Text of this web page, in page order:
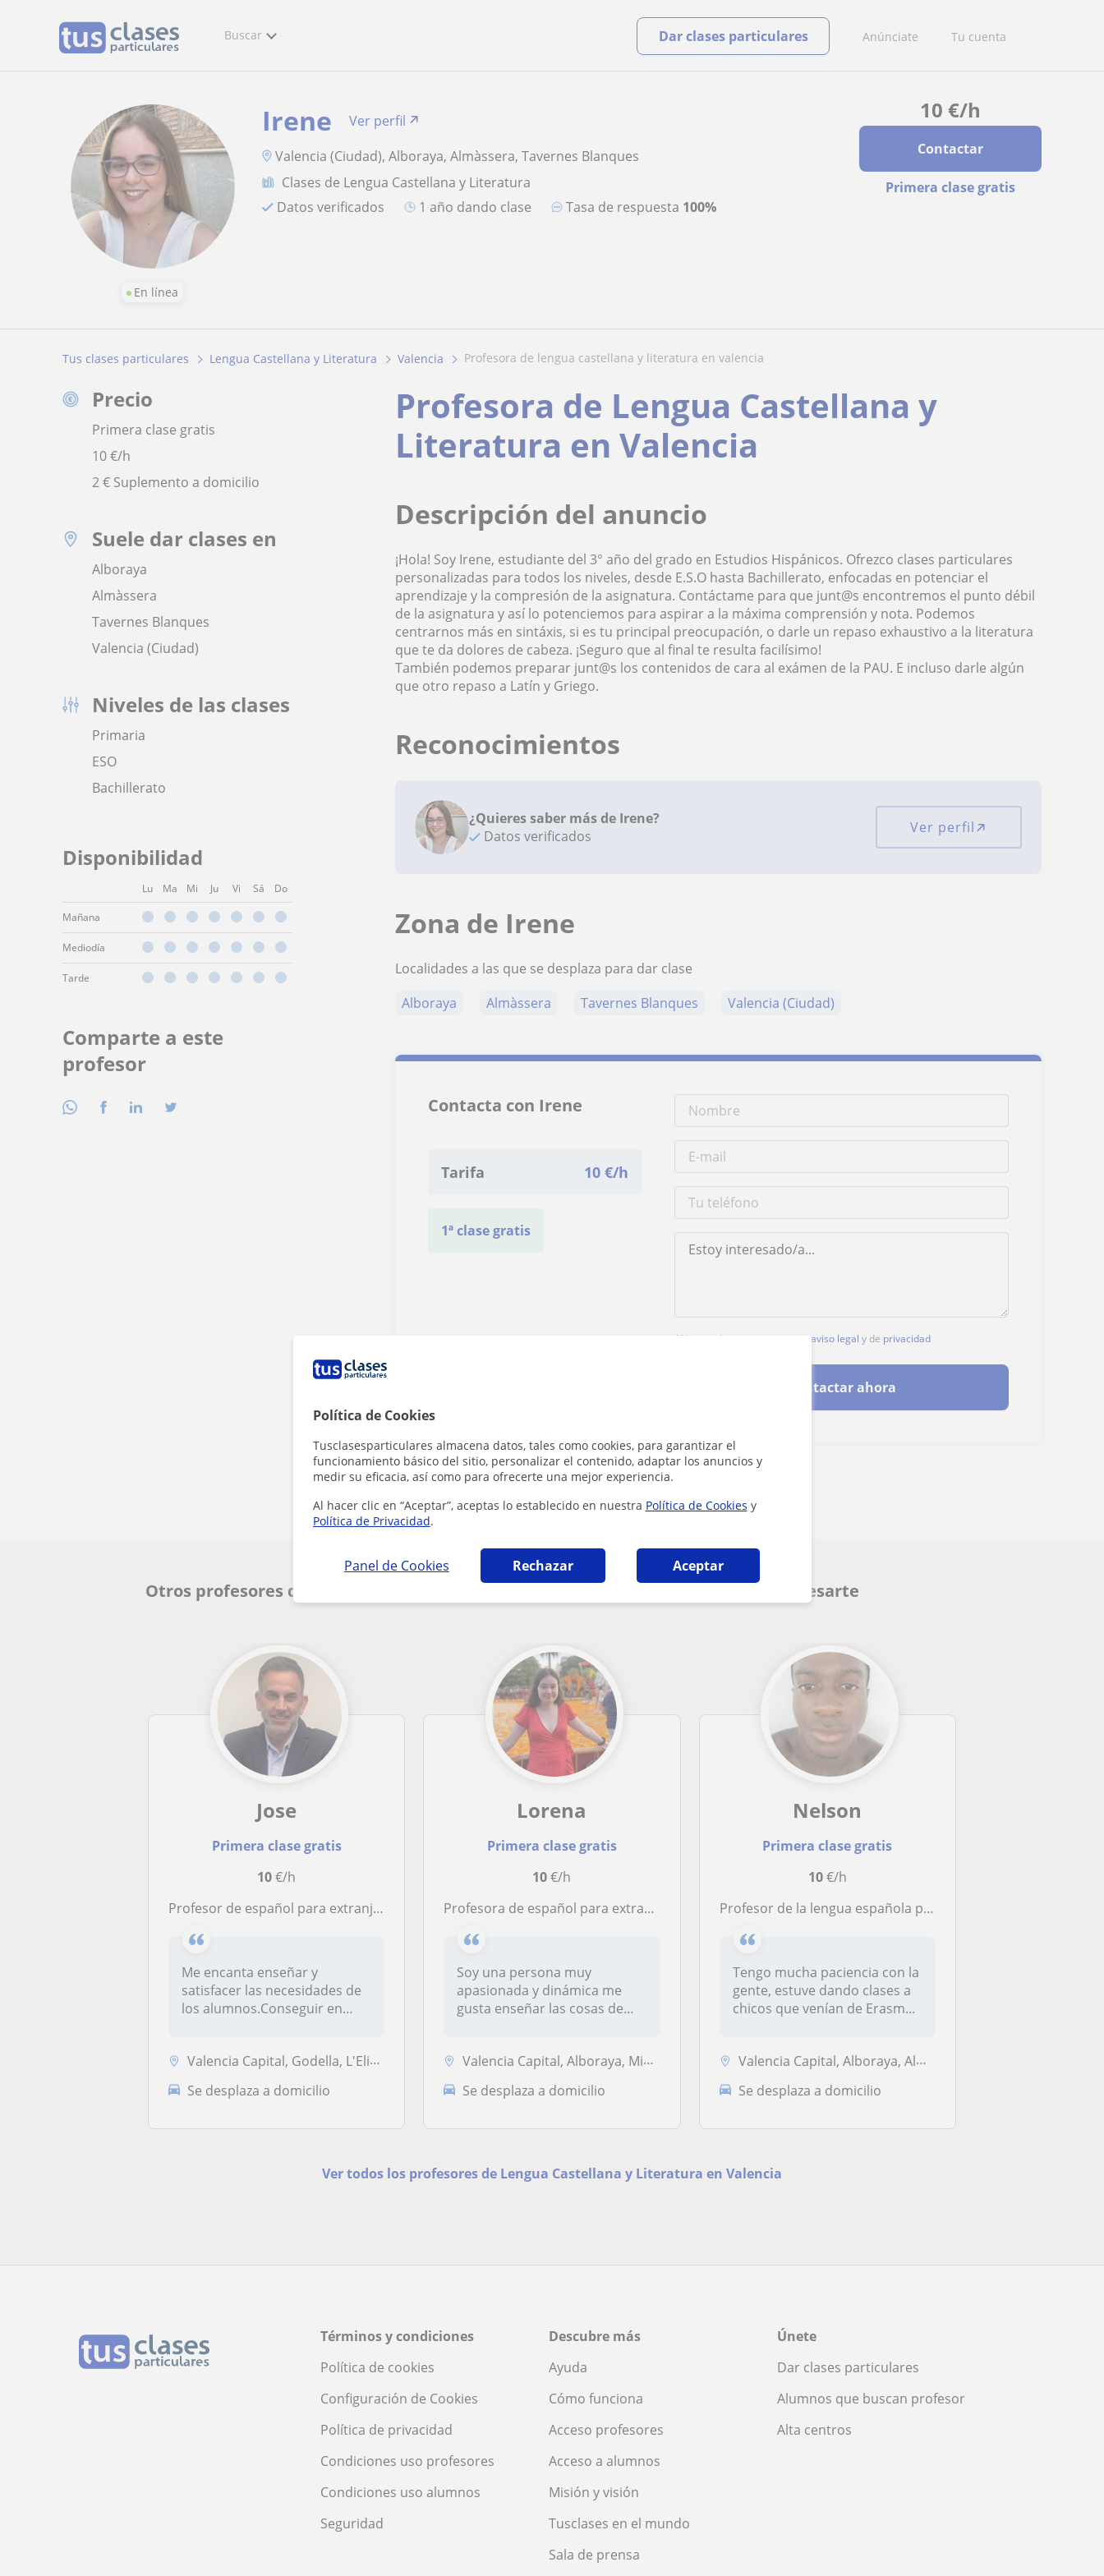
Política de Cookies
Tusclasesparticulares almacena datos, tales como cookies, para garantizar el
funcionamiento básico del sitio, personalizar el contenido, adaptar los anuncios y
medir su eficacia, así como para ofrecerte una mejor experiencia.
Al hacer clic en “Aceptar”, aceptas lo establecido en nuestra Política de Cookies y
Política de Privacidad.
Panel de Cookies Rechazar Aceptar
Buscar Anúnciate Tu cuenta
Dar clases particulares
En línea
10 €/h
Contactar
Primera clase gratis
Irene
Ver perfil
Valencia (Ciudad), Alboraya, Almàssera, Tavernes Blanques
Clases de Lengua Castellana y Literatura
Datos verificados
1 año dando clase Tasa de respuesta 100%
Tus clases particulares Lengua Castellana y Literatura Valencia profesora de lengua castellana y literatura en valencia
Precio
Primera clase gratis
10€/h
2 € Suplemento a domicilio
Suele dar clases en
Alboraya
Almàssera
Tavernes Blanques
Valencia (Ciudad)
Niveles de las clases
Primaria
ESO
Bachillerato
Disponibilidad
Lu Ma Mi Ju Vi Sá Do
Mañana
Mediodía
Tarde
Comparte a este
profesor
Profesora de Lengua Castellana y
Literatura en Valencia
Descripción del anuncio
¡Hola! Soy Irene, estudiante del 3° año del grado en Estudios Hispánicos. Ofrezco clases particulares
personalizadas para todos los niveles, desde E.S.O hasta Bachillerato, enfocadas en potenciar el
aprendizaje y la compresión de la asignatura. Contáctame para que junt@s encontremos el punto débil
de la asignatura y así lo potenciemos para aspirar a la máxima comprensión y nota. Podemos
centrarnos más en sintáxis, si es tu principal preocupación, o darle un repaso exhaustivo a la literatura
que te da dolores de cabeza. ¡Seguro que al final te resulta facilísimo!
También podemos preparar junt@s los contenidos de cara al exámen de la PAU. E incluso darle algún
que otro repaso a Latín y Griego.
Reconocimientos
¿Quieres saber más de Irene?
Datos verificados
Ver perfil
Zona de Irene
Localidades a las que se desplaza para dar clase
Alboraya
Almàssera Tavernes Blanques Valencia (Ciudad)
Contacta con Irene
Tarifa 10 €/h
1ª clase gratis
Al hacer clic, aceptas nuestro aviso legal y de privacidad
Contactar ahora
¿Hay algún error en este perfil?Cuéntanos
Otros profesores de Lengua Castellana y Literatura en Valencia que pueden interesarte
Jose
Primera clase gratis
10€/h
Profesor de español para extranjeros, todas las edades y niveles
Me encanta enseñar y
satisfacer las necesidades de
los alumnos.Conseguir en
Valencia Capital, Godella, L'Eliana, Paterna - La Cañada, Riba-Roja de...
Se desplaza a domicilio
Lorena
Primera clase gratis
10€/h
Profesora de español para extranjeros o clases particulares para niños de primaria
Soy una persona muy
apasionada y dinámica me
gusta enseñar las cosas de
Valencia Capital, Alboraya, Mislata, Tavernes Blanques
Se desplaza a domicilio
Nelson
Primera clase gratis
10€/h
Profesor de la lengua española para todos tipo de edades
Tengo mucha paciencia con la
gente, estuve dando clases a
chicos que venían de Erasm...
Valencia Capital, Alboraya, Almàssera, Tavernes Blanques
Se desplaza a domicilio
Ver todos los profesores de Lengua Castellana y Literatura en Valencia
Términos y condiciones
Política de cookies
Configuración de Cookies
Política de privacidad
Condiciones uso profesores
Condiciones uso alumnos
Seguridad
Descubre más
Ayuda
Cómo funciona
Acceso profesores
Acceso a alumnos
Misión y visión
Tusclases en el mundo
Sala de prensa
Únete
Dar clases particulares
Alumnos que buscan profesor
Alta centros